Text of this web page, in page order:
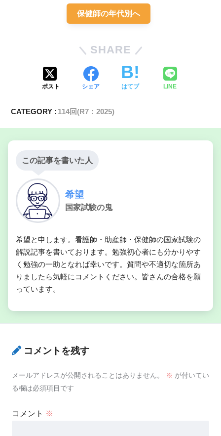
保健師の年代別へ
SHARE
ポスト シェア はてブ LINE
CATEGORY : 114回(R7：2025)
この記事を書いた人
希望
国家試験の鬼
希望と申します。看護師・助産師・保健師の国家試験の
解説記事を書いております。勉強初心者にも分かりやす
く勉強の一助となれば幸いです。質問や不適切な箇所あ
りましたら気軽にコメントください。皆さんの合格を願
っています。
コメントを残す
メールアドレスが公開されることはありません。 ※ が付いてい
る欄は必須項目です
コメント ※